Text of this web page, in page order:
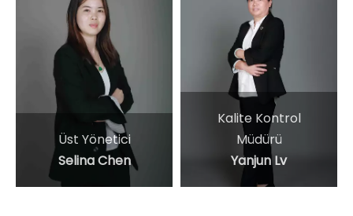
Üst Yönetici
Selina Chen
Kalite Kontrol
Müdürü
Yanjun Lv